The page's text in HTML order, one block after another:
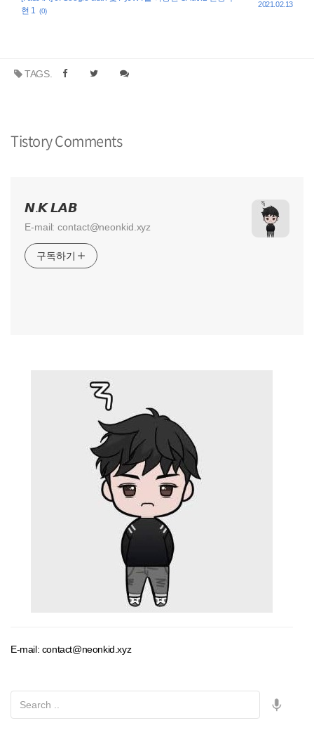
현 1
(0)
2021.02.13
TAGS.
Tistory Comments
𝙉.𝙆 𝙇𝘼𝘽
E-mail: contact@neonkid.xyz
구독하기
E-mail: contact@neonkid.xyz